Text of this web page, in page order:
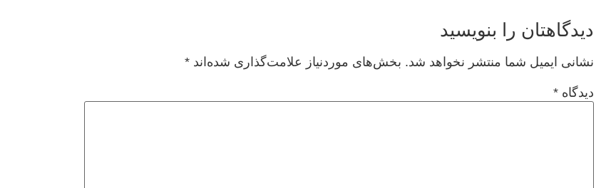
دیدگاهتان را بنویسید
نشانی ایمیل شما منتشر نخواهد شد. بخش‌های موردنیاز علامت‌گذاری شده‌اند *
دیدگاه *